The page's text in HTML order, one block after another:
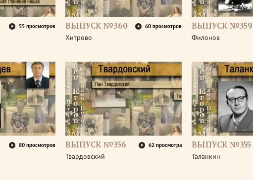
55 просмотров ВЫПУСК №360 60 просмотров
Хитрово
ВЫПУСК №359
Филонов
80 просмотров ВЫПУСК №356 62 просмотра
Твардовский
ВЫПУСК №355
Таланкин